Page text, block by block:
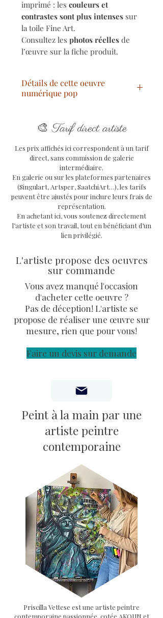
imprimé : les couleurs et
contrastes sont plus intenses sur
la toile Fine Art.
Consultez les photos réelles de
l’œuvre sur la fiche produit.
Détails de cette oeuvre
numérique pop
Année: 2025
Technique
NumériqueOriginale et
Unique
Support: Edition sur toile de
haute qualité 340 g
Dimensions du papier: 42 x
29,7 cm
Oeuvre originale signée et
contresignée avec signature
avec certificat d'authenticité
et facture.
🎨 Tarif direct artiste
Les prix affichés ici correspondent à un tarif
direct, sans commission de galerie
intermédiaire.
En galerie ou sur les plateformes partenaires
(Singulart, Artsper, SaatchiArt…), les tarifs
peuvent être ajustés pour inclure leurs frais de
représentation.
En achetant ici, vous soutenez directement
l’artiste et son travail, tout en bénéficiant d’un
lien privilégié.
L'artiste propose des oeuvres
sur commande
Vous avez manqué l'occasion
d'acheter cette oeuvre ?
Pas de déception! L'artiste se
propose de réaliser une œuvre sur
mesure, rien que pour vous!
Faire un devis sur demande
Peint à la main par une
artiste peintre
contemporaine
Priscilla Vettese est une artiste peintre
contemporaine passionnée, cotée AKOUN et